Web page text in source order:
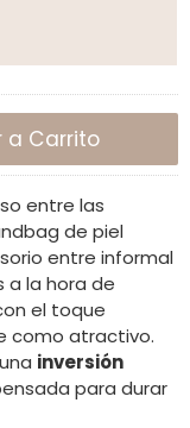
a Carrito
entre las
de piel
entre informal
a la hora de
el toque
como atractivo.
inversión
para durar